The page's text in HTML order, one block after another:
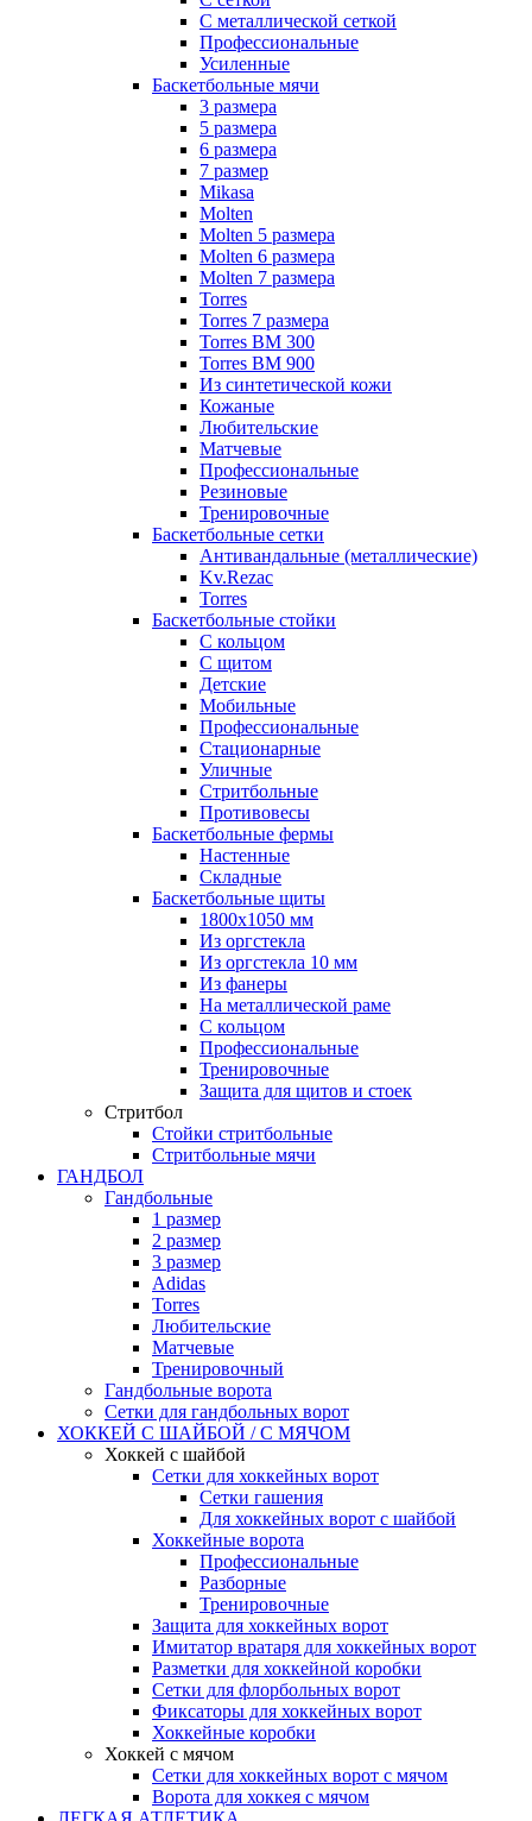
С металлической сеткой
Профессиональные
Усиленные
Баскетбольные мячи
3 размера
5 размера
6 размера
7 размер
Mikasa
Molten
Molten 5 размера
Molten 6 размера
Molten 7 размера
Torres
Torres 7 размера
Torres BM 300
Torres BM 900
Из синтетической кожи
Кожаные
Любительские
Матчевые
Профессиональные
Резиновые
Тренировочные
Баскетбольные сетки
Антивандальные (металлические)
Kv.Rezac
Torres
Баскетбольные стойки
С кольцом
С щитом
Детские
Мобильные
Профессиональные
Стационарные
Уличные
Стритбольные
Противовесы
Баскетбольные фермы
Настенные
Складные
Баскетбольные щиты
1800х1050 мм
Из оргстекла
Из оргстекла 10 мм
Из фанеры
На металлической раме
С кольцом
Профессиональные
Тренировочные
Защита для щитов и стоек
Стритбол
Стойки стритбольные
Стритбольные мячи
ГАНДБОЛ
Гандбольные
1 размер
2 размер
3 размер
Adidas
Torres
Любительские
Матчевые
Тренировочный
Гандбольные ворота
Сетки для гандбольных ворот
ХОККЕЙ С ШАЙБОЙ / С МЯЧОМ
Хоккей с шайбой
Сетки для хоккейных ворот
Сетки гашения
Для хоккейных ворот с шайбой
Хоккейные ворота
Профессиональные
Разборные
Тренировочные
Защита для хоккейных ворот
Имитатор вратаря для хоккейных ворот
Разметки для хоккейной коробки
Сетки для флорбольных ворот
Фиксаторы для хоккейных ворот
Хоккейные коробки
Хоккей с мячом
Сетки для хоккейных ворот с мячом
Ворота для хоккея с мячом